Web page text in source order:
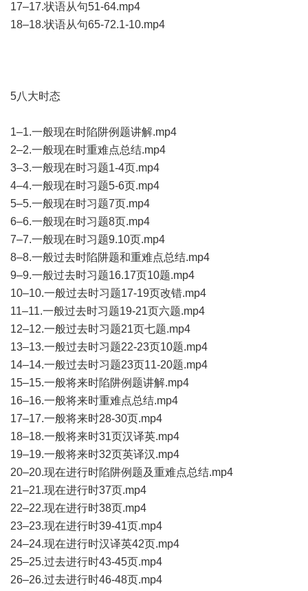
17–17.状语从句51-64.mp4
18–18.状语从句65-72.1-10.mp4
5八大时态
1–1.一般现在时陷阱例题讲解.mp4
2–2.一般现在时重难点总结.mp4
3–3.一般现在时习题1-4页.mp4
4–4.一般现在时习题5-6页.mp4
5–5.一般现在时习题7页.mp4
6–6.一般现在时习题8页.mp4
7–7.一般现在时习题9.10页.mp4
8–8.一般过去时陷阱题和重难点总结.mp4
9–9.一般过去时习题16.17页10题.mp4
10–10.一般过去时习题17-19页改错.mp4
11–11.一般过去时习题19-21页六题.mp4
12–12.一般过去时习题21页七题.mp4
13–13.一般过去时习题22-23页10题.mp4
14–14.一般过去时习题23页11-20题.mp4
15–15.一般将来时陷阱例题讲解.mp4
16–16.一般将来时重难点总结.mp4
17–17.一般将来时28-30页.mp4
18–18.一般将来时31页汉译英.mp4
19–19.一般将来时32页英译汉.mp4
20–20.现在进行时陷阱例题及重难点总结.mp4
21–21.现在进行时37页.mp4
22–22.现在进行时38页.mp4
23–23.现在进行时39-41页.mp4
24–24.现在进行时汉译英42页.mp4
25–25.过去进行时43-45页.mp4
26–26.过去进行时46-48页.mp4